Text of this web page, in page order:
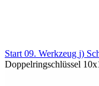
Start 09. Werkzeug j)
Doppelringschlüssel